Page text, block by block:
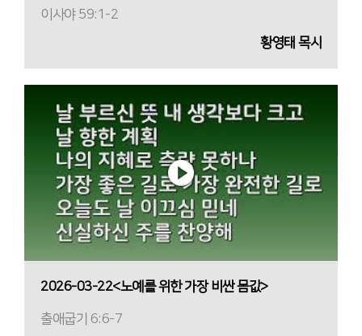
이사야 59:1-2
황영태 목사
2026-03-22<노예를 위한 가장 비싼 몸값>
출애굽기 6:6-7